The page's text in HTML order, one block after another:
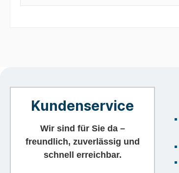
Kundenservice
Wir sind für Sie da –
freundlich, zuverlässig und
schnell erreichbar.